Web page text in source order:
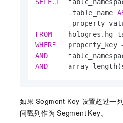
SELECT
        ,table_name
FROM
WHERE
   property_key
AND
AND
如果 Segment Key 设置超过一
间戳列作为 Segment Key。